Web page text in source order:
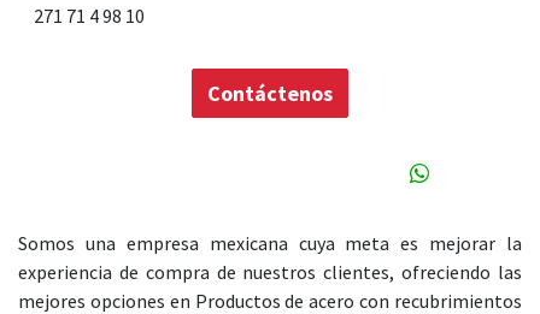
271 71 4 98 10
Contáctenos
Somos una empresa mexicana cuya meta es mejorar la
experiencia de compra de nuestros clientes, ofreciendo las
mejores opciones en Productos de acero con recubrimientos